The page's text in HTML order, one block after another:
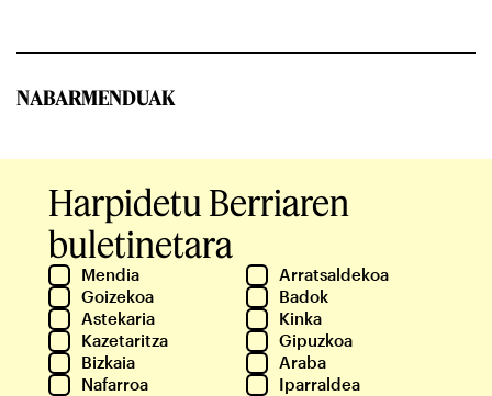
NABARMENDUAK
Harpidetu Berriaren
buletinetara
Mendia
Arratsaldekoa
Goizekoa
Badok
Astekaria
Kinka
Kazetaritza
Gipuzkoa
Bizkaia
Araba
Nafarroa
Iparraldea